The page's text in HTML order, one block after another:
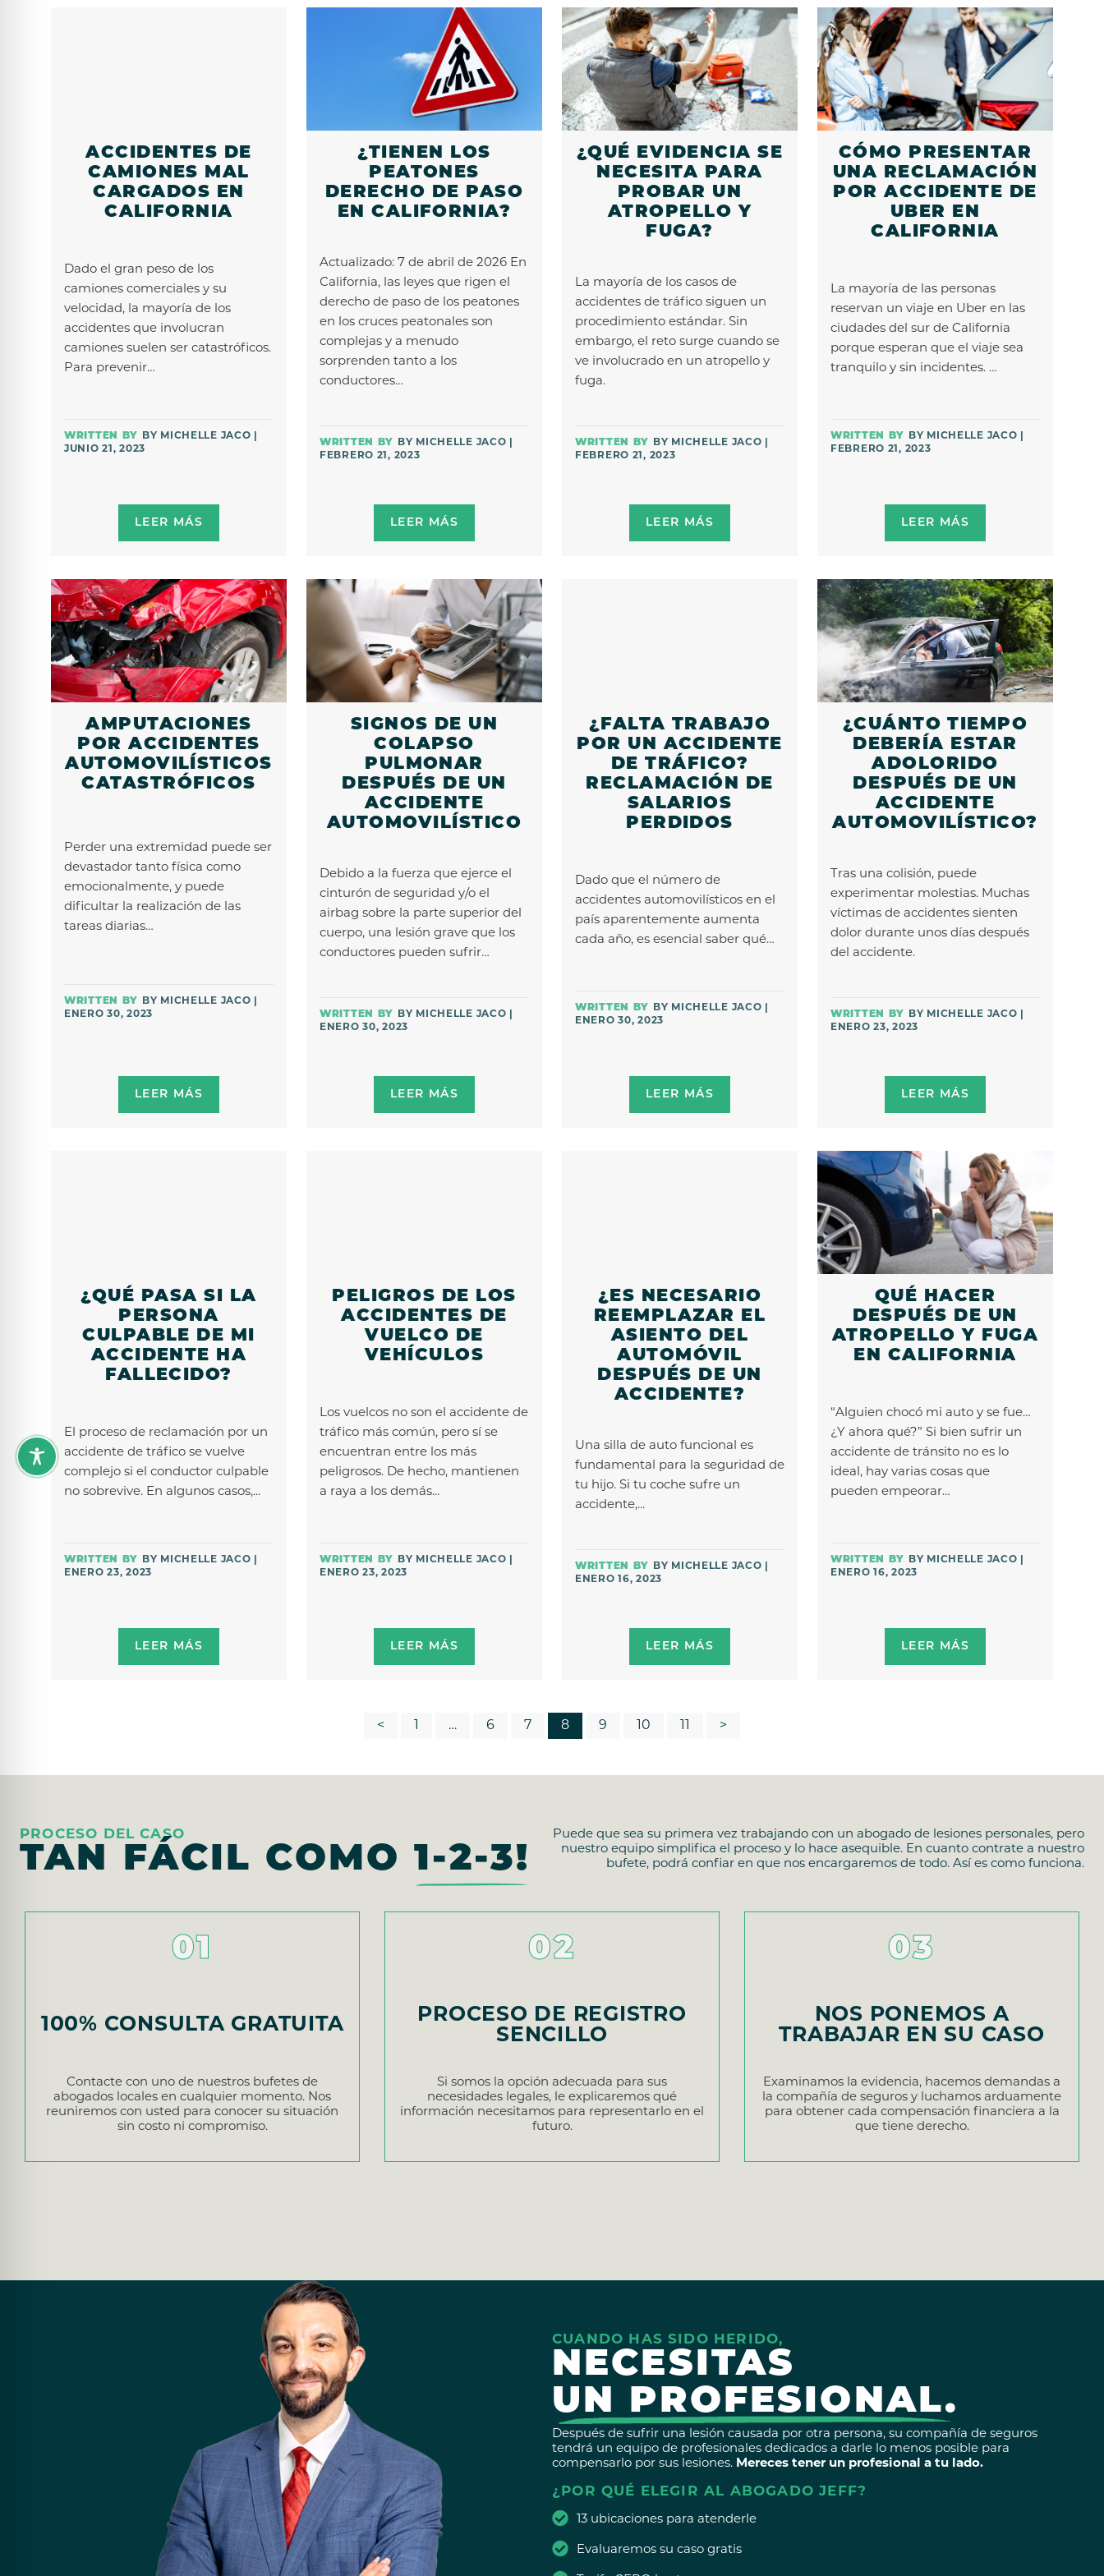
ACCIDENTES DE
CAMIONES MAL
CARGADOS EN
CALIFORNIA
Dado el gran peso de los
camiones comerciales y su
velocidad, la mayoría de los
accidentes que involucran
camiones suelen ser catastróficos.
Para prevenir…
BY MICHELLE JACO |
JUNIO 21, 2023
LEER MÁS
¿TIENEN LOS
PEATONES
DERECHO DE PASO
EN CALIFORNIA?
Actualizado: 7 de abril de 2026 En
California, las leyes que rigen el
derecho de paso de los peatones
en los cruces peatonales son
complejas y a menudo
sorprenden tanto a los
conductores…
BY MICHELLE JACO |
FEBRERO 21, 2023
LEER MÁS
¿QUÉ EVIDENCIA SE
NECESITA PARA
PROBAR UN
ATROPELLO Y
FUGA?
La mayoría de los casos de
accidentes de tráfico siguen un
procedimiento estándar. Sin
embargo, el reto surge cuando se
ve involucrado en un atropello y
fuga.
BY MICHELLE JACO |
FEBRERO 21, 2023
LEER MÁS
CÓMO PRESENTAR
UNA RECLAMACIÓN
POR ACCIDENTE DE
UBER EN
CALIFORNIA
La mayoría de las personas
reservan un viaje en Uber en las
ciudades del sur de California
porque esperan que el viaje sea
tranquilo y sin incidentes. …
BY MICHELLE JACO |
FEBRERO 21, 2023
LEER MÁS
AMPUTACIONES
POR ACCIDENTES
AUTOMOVILÍSTICOS
CATASTRÓFICOS
Perder una extremidad puede ser
devastador tanto física como
emocionalmente, y puede
dificultar la realización de las
tareas diarias…
BY MICHELLE JACO |
ENERO 30, 2023
LEER MÁS
SIGNOS DE UN
COLAPSO
PULMONAR
DESPUÉS DE UN
ACCIDENTE
AUTOMOVILÍSTICO
Debido a la fuerza que ejerce el
cinturón de seguridad y/o el
airbag sobre la parte superior del
cuerpo, una lesión grave que los
conductores pueden sufrir…
BY MICHELLE JACO |
ENERO 30, 2023
LEER MÁS
¿FALTA TRABAJO
POR UN ACCIDENTE
DE TRÁFICO?
RECLAMACIÓN DE
SALARIOS
PERDIDOS
Dado que el número de
accidentes automovilísticos en el
país aparentemente aumenta
cada año, es esencial saber qué…
BY MICHELLE JACO |
ENERO 30, 2023
LEER MÁS
¿CUÁNTO TIEMPO
DEBERÍA ESTAR
ADOLORIDO
DESPUÉS DE UN
ACCIDENTE
AUTOMOVILÍSTICO?
Tras una colisión, puede
experimentar molestias. Muchas
víctimas de accidentes sienten
dolor durante unos días después
del accidente.
BY MICHELLE JACO |
ENERO 23, 2023
LEER MÁS
¿QUÉ PASA SI LA
PERSONA
CULPABLE DE MI
ACCIDENTE HA
FALLECIDO?
El proceso de reclamación por un
accidente de tráfico se vuelve
complejo si el conductor culpable
no sobrevive. En algunos casos,...
BY MICHELLE JACO |
ENERO 23, 2023
LEER MÁS
PELIGROS DE LOS
ACCIDENTES DE
VUELCO DE
VEHÍCULOS
Los vuelcos no son el accidente de
tráfico más común, pero sí se
encuentran entre los más
peligrosos. De hecho, mantienen
a raya a los demás...
BY MICHELLE JACO |
ENERO 23, 2023
LEER MÁS
¿ES NECESARIO
REEMPLAZAR EL
ASIENTO DEL
AUTOMÓVIL
DESPUÉS DE UN
ACCIDENTE?
Una silla de auto funcional es
fundamental para la seguridad de
tu hijo. Si tu coche sufre un
accidente,...
BY MICHELLE JACO |
ENERO 16, 2023
LEER MÁS
QUÉ HACER
DESPUÉS DE UN
ATROPELLO Y FUGA
EN CALIFORNIA
“Alguien chocó mi auto y se fue…
¿Y ahora qué?” Si bien sufrir un
accidente de tránsito no es lo
ideal, hay varias cosas que
pueden empeorar…
BY MICHELLE JACO |
ENERO 16, 2023
LEER MÁS
DE
< 1 … 6 7 8 9 10 11 >
PROCESO DEL CASO
TAN FÁCIL COMO1-2-3!
Puede que sea su primera vez trabajando con un abogado de lesiones personales, pero
nuestro equipo simplifica el proceso y lo hace asequible. En cuanto contrate a nuestro
bufete, podrá confiar en que nos encargaremos de todo. Así es como funciona.
01
100% CONSULTA GRATUITA
Contacte con uno de nuestros bufetes de
abogados locales en cualquier momento. Nos
reuniremos con usted para conocer su situación
sin costo ni compromiso.
02
PROCESO DE REGISTRO
SENCILLO
Si somos la opción adecuada para sus
necesidades legales, le explicaremos qué
información necesitamos para representarlo en el
futuro.
03
NOS PONEMOS A
TRABAJAR EN SU CASO
Examinamos la evidencia, hacemos demandas a
la compañía de seguros y luchamos arduamente
para obtener cada compensación financiera a la
que tiene derecho.
CUANDO HAS SIDO HERIDO,
NECESITAS
UN PROFESIONAL.
Después de sufrir una lesión causada por otra persona, su compañía de seguros
tendrá un equipo de profesionales dedicados a darle lo menos posible para
compensarlo por sus lesiones. Mereces tener un profesional a tu lado.
¿POR QUÉ ELEGIR AL ABOGADO JEFF?
13 ubicaciones para atenderle
Evaluaremos su caso gratis